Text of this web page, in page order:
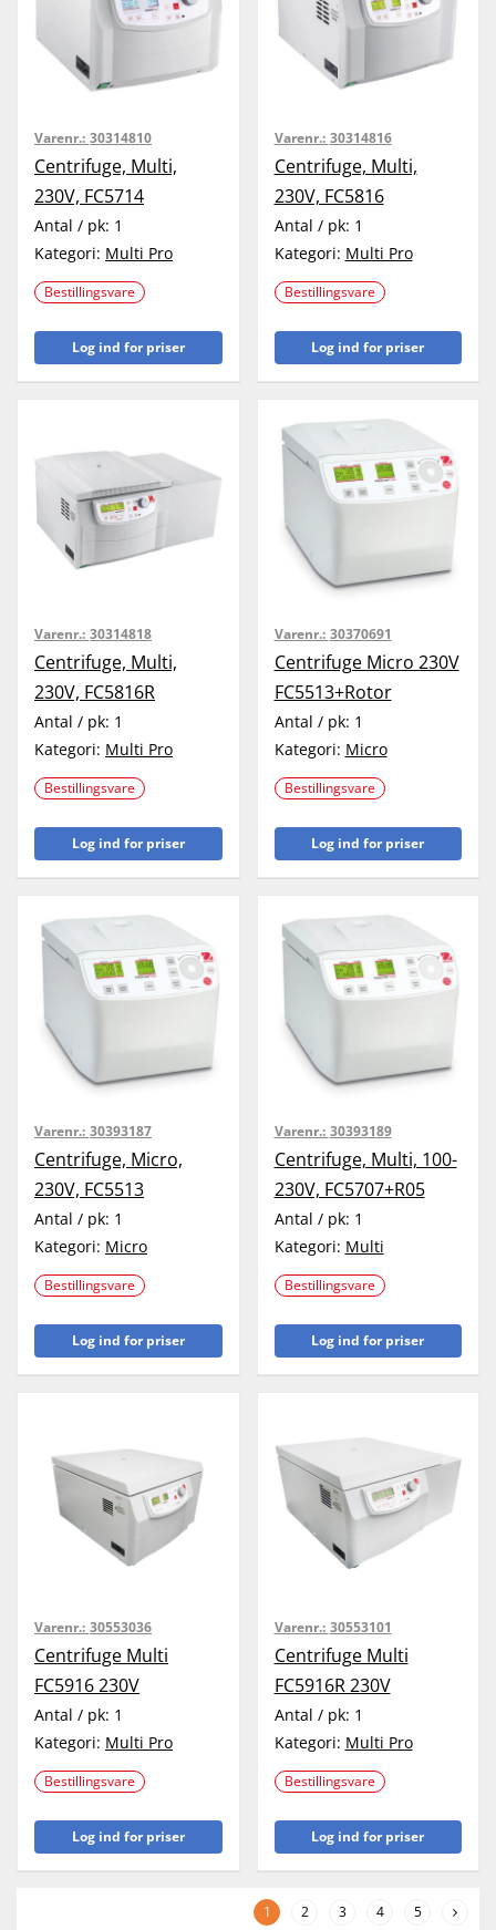
Varenr.: 30314810
Centrifuge, Multi,
230V, FC5714
Antal / pk: 1
Kategori: Multi Pro
Bestillingsvare
Log ind for priser
Varenr.: 30314816
Centrifuge, Multi,
230V, FC5816
Antal / pk: 1
Kategori: Multi Pro
Bestillingsvare
Log ind for priser
Varenr.: 30314818
Centrifuge, Multi,
230V, FC5816R
Antal / pk: 1
Kategori: Multi Pro
Bestillingsvare
Log ind for priser
Varenr.: 30370691
Centrifuge Micro 230V
FC5513+Rotor
Antal / pk: 1
Kategori: Micro
Bestillingsvare
Log ind for priser
Varenr.: 30393187
Centrifuge, Micro,
230V, FC5513
Antal / pk: 1
Kategori: Micro
Bestillingsvare
Log ind for priser
Varenr.: 30393189
Centrifuge, Multi, 100-
230V, FC5707+R05
Antal / pk: 1
Kategori: Multi
Bestillingsvare
Log ind for priser
Varenr.: 30553036
Centrifuge Multi
FC5916 230V
Antal / pk: 1
Kategori: Multi Pro
Bestillingsvare
Log ind for priser
Varenr.: 30553101
Centrifuge Multi
FC5916R 230V
Antal / pk: 1
Kategori: Multi Pro
Bestillingsvare
Log ind for priser
1 2 3 4 5